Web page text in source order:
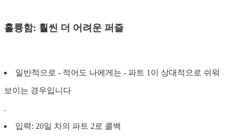
훌륭함: 훨씬 더 어려운 퍼즐
일반적으로 - 적어도 나에게는 - 파트 1이 상대적으로 쉬워
보이는 경우입니다
.
입력: 20일 차의 파트 2로 콜백